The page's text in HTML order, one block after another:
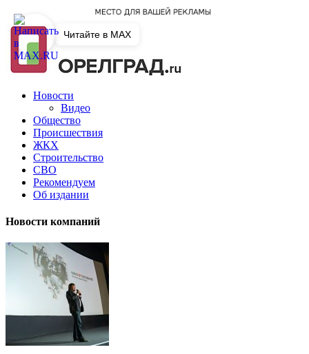
Новости
Видео
Общество
Происшествия
ЖКХ
Строительство
СВО
Рекомендуем
Об издании
Новости компаний
Читайте в MAX